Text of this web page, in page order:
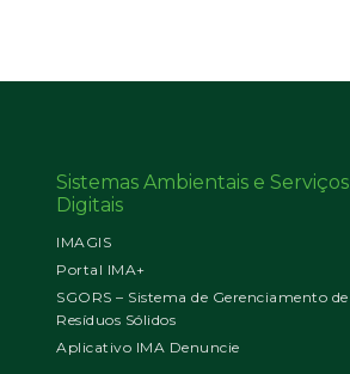
Sistemas Ambientais e Serviços
Digitais
IMAGIS
Portal IMA+
SGORS – Sistema de Gerenciamento de
Resíduos Sólidos
Aplicativo IMA Denuncie